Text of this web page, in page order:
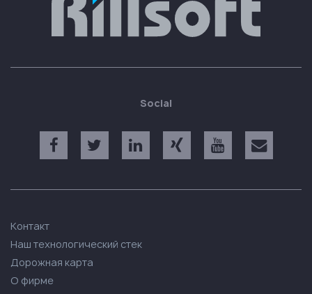
Social
Контакт
Наш технологический стек
Дорожная карта
О фирме